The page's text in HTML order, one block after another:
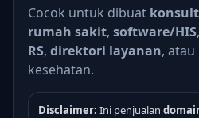
Cocok untuk dibuat
rumah sakit, software/HIS,
RS, direktori layanan,
kesehatan.
Disclaimer: Ini penjualan